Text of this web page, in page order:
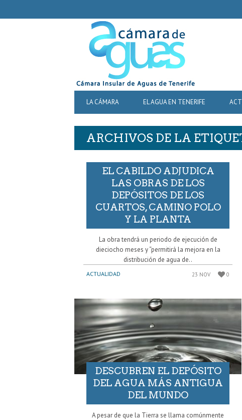
NAVIGATION
PRIMARY
NAVIGATION
LA CÁMARA EL AGUA EN TENERIFE
ARCHIVOS DE LA
EL CABILDO ADJUDICA
LAS OBRAS DE LOS
DEPÓSITOS DE LOS
CUARTOS, CAMINO POLO
Y LA PLANTA
La obra tendrá un periodo de ejecución de
dieciocho meses y “permitirá la mejora en la
distribución de agua de..
ACTUALIDAD 23 NOV 0
DESCUBREN EL DEPÓSITO
DEL AGUA MÁS ANTIGUA
DEL MUNDO
A pesar de que la Tierra se llama comúnmente